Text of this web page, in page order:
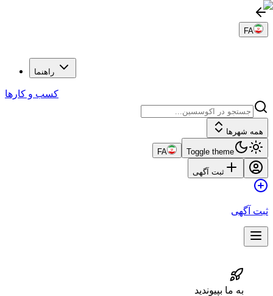
FA
راهنما
کسب و کارها
همه شهرها
Toggle theme
FA
ثبت آگهی
ثبت آگهی
به ما بپیوندید